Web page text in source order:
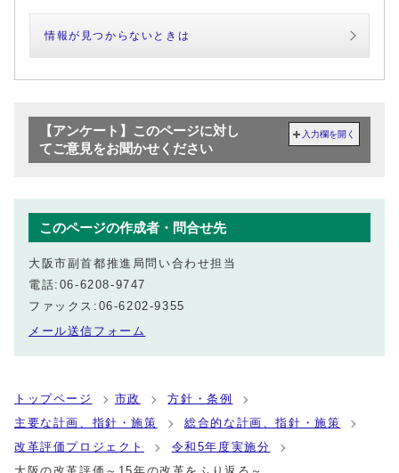
情報が見つからないときは
【アンケート】このページに対し
てご意見をお聞かせください
入力欄を開く
このページの作成者・問合せ先
大阪市副首都推進局問い合わせ担当
電話:06-6208-9747
ファックス:06-6202-9355
メール送信フォーム
トップページ 市政
方針・条例
主要な計画、指針・施策
総合的な計画、指針・施策
改革評価プロジェクト
令和5年度実施分